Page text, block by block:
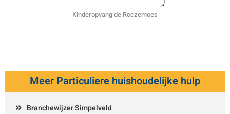
Kinderopvang de Roezemoes
Meer Particuliere huishoudelijke hulp
Branchewijzer Simpelveld